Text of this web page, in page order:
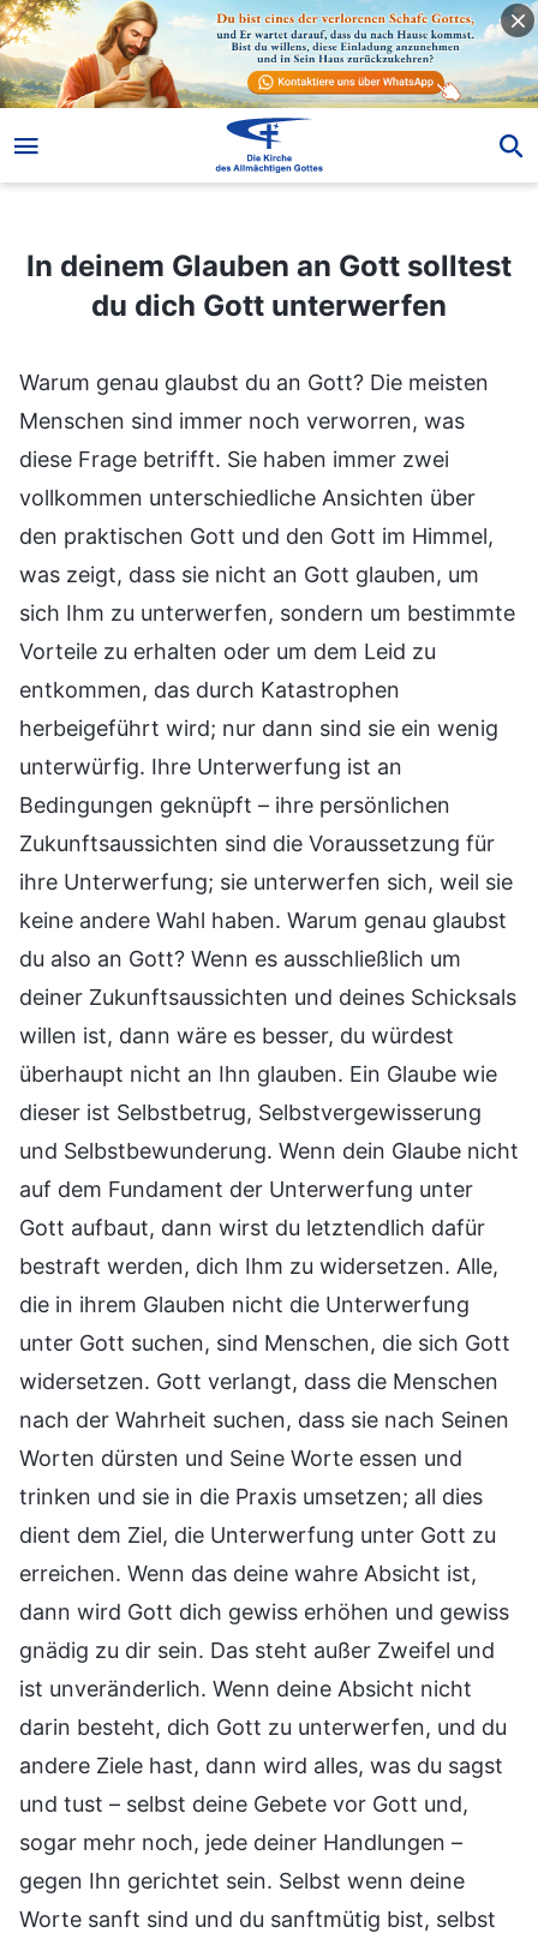
In deinem Glauben an Gott solltest
du dich Gott unterwerfen
Warum genau glaubst du an Gott? Die meisten
Menschen sind immer noch verworren, was
diese Frage betrifft. Sie haben immer zwei
vollkommen unterschiedliche Ansichten über
den praktischen Gott und den Gott im Himmel,
was zeigt, dass sie nicht an Gott glauben, um
sich Ihm zu unterwerfen, sondern um bestimmte
Vorteile zu erhalten oder um dem Leid zu
entkommen, das durch Katastrophen
herbeigeführt wird; nur dann sind sie ein wenig
unterwürfig. Ihre Unterwerfung ist an
Bedingungen geknüpft – ihre persönlichen
Zukunftsaussichten sind die Voraussetzung für
ihre Unterwerfung; sie unterwerfen sich, weil sie
keine andere Wahl haben. Warum genau glaubst
du also an Gott? Wenn es ausschließlich um
deiner Zukunftsaussichten und deines Schicksals
willen ist, dann wäre es besser, du würdest
überhaupt nicht an Ihn glauben. Ein Glaube wie
dieser ist Selbstbetrug, Selbstvergewisserung
und Selbstbewunderung. Wenn dein Glaube nicht
auf dem Fundament der Unterwerfung unter
Gott aufbaut, dann wirst du letztendlich dafür
bestraft werden, dich Ihm zu widersetzen. Alle,
die in ihrem Glauben nicht die Unterwerfung
unter Gott suchen, sind Menschen, die sich Gott
widersetzen. Gott verlangt, dass die Menschen
nach der Wahrheit suchen, dass sie nach Seinen
Worten dürsten und Seine Worte essen und
trinken und sie in die Praxis umsetzen; all dies
dient dem Ziel, die Unterwerfung unter Gott zu
erreichen. Wenn das deine wahre Absicht ist,
dann wird Gott dich gewiss erhöhen und gewiss
gnädig zu dir sein. Das steht außer Zweifel und
ist unveränderlich. Wenn deine Absicht nicht
darin besteht, dich Gott zu unterwerfen, und du
andere Ziele hast, dann wird alles, was du sagst
und tust – selbst deine Gebete vor Gott und,
sogar mehr noch, jede deiner Handlungen –
gegen Ihn gerichtet sein. Selbst wenn deine
Worte sanft sind und du sanftmütig bist, selbst